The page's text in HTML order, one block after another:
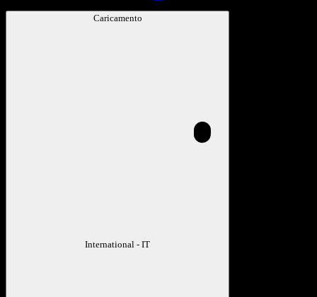
Caricamento
International - IT